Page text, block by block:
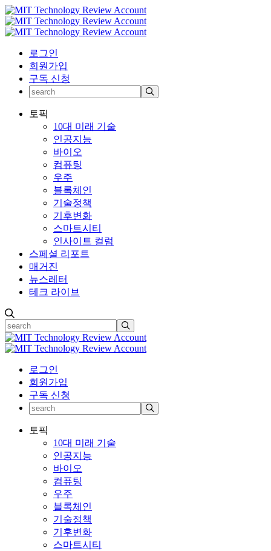
로그인
회원가입
구독 신청
토픽
10대 미래 기술
인공지능
바이오
컴퓨팅
우주
블록체인
기술정책
기후변화
스마트시티
인사이트 컬럼
스페셜 리포트
매거진
뉴스레터
테크 라이브
로그인
회원가입
구독 신청
토픽
10대 미래 기술
인공지능
바이오
컴퓨팅
우주
블록체인
기술정책
기후변화
스마트시티